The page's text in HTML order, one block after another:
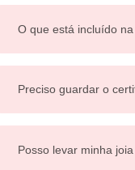
O que está incluído
Preciso guardar o
Posso levar minha